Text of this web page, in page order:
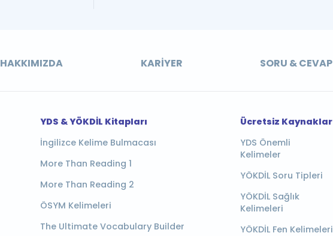
HAKKIMIZDA KARIYER SORU & CEVAP
YDS & YÖKDİL Kitapları
İngilizce Kelime Bulmacası
More Than Reading 1
More Than Reading 2
ÖSYM Kelimeleri
The Ultimate Vocabulary Builder
Ücretsiz Kaynaklar
YDS Önemli
Kelimeler
YÖKDİL Soru Tipleri
YÖKDİL Sağlık
Kelimeleri
YÖKDİL Fen Kelimeleri